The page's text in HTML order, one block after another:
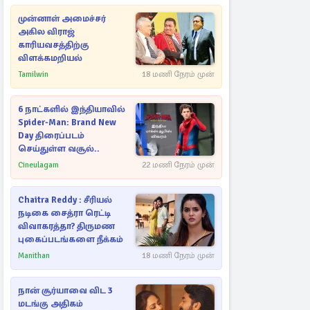
முன்னாள் அமைச்சர்
அகில விராஜ்
காரியவசத்திற்கு
விளக்கமறியல்
Tamilwin 18 மணி நேரம் முன்
6 நாட்களில் இந்தியாவில்
Spider-Man: Brand New
Day திரைப்படம்
செய்துள்ள வசூல்..
Cineulagam 22 மணி நேரம் முன்
Chaitra Reddy : சீரியல்
நடிகை சைத்ரா ரெட்டி
விவாகரத்தா? திருமண
புகைப்படங்களை நீக்கம்
Manithan 18 மணி நேரம் முன்
நான் சூர்யாவை விட 3
மடங்கு அதிகம்